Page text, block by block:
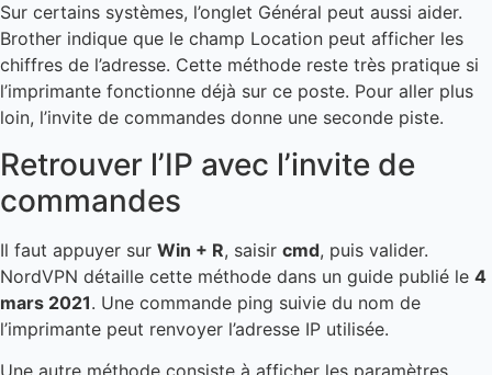
Sur certains systèmes, l’onglet Général peut aussi aider.
Brother indique que le champ Location peut afficher les
chiffres de l’adresse. Cette méthode reste très pratique si
l’imprimante fonctionne déjà sur ce poste. Pour aller plus
loin, l’invite de commandes donne une seconde piste.
Retrouver l’IP avec l’invite de
commandes
Il faut appuyer sur Win + R, saisir cmd, puis valider.
NordVPN détaille cette méthode dans un guide publié le 4
mars 2021. Une commande ping suivie du nom de
l’imprimante peut renvoyer l’adresse IP utilisée.